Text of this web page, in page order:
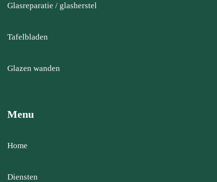
Glasreparatie / glasherstel
Tafelbladen
Glazen wanden
Menu
Home
Diensten